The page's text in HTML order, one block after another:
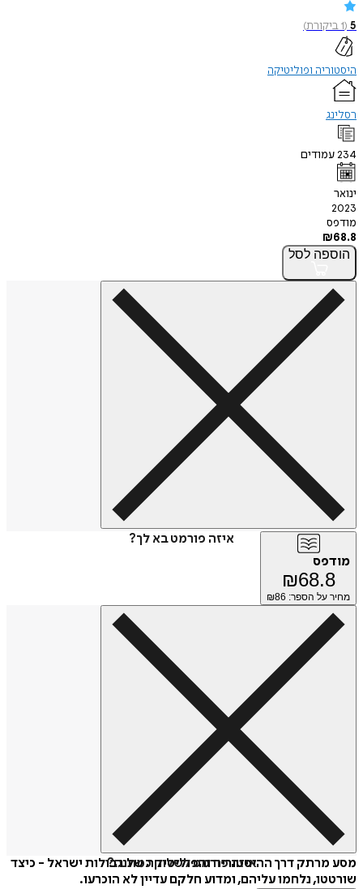
5
(
1ביקורת)
היסטוריה ופוליטיקה
רסלינג
234עמודים
ינואר
2023
מודפס
₪68.8
הוספה לסל
איזה פורמט בא לך?
מודפס
₪68.8
מחיר על הספר: ₪ 86
איזה פורמט לשלוח כמתנה?
מסע מרתק דרך ההיסטוריה והפוליטיקה של גבולות ישראל - כיצד
שורטטו, נלחמו עליהם, ומדוע חלקם עדיין לא הוכרעו.